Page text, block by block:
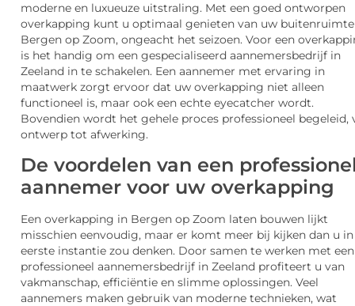
moderne en luxueuze uitstraling. Met een goed ontworpen
overkapping kunt u optimaal genieten van uw
Bergen op Zoom, ongeacht het seizoen. Voor een
is het handig om een gespecialiseerd aannemersbedrijf in
Zeeland in te schakelen. Een aannemer met ervaring in
maatwerk zorgt ervoor dat uw overkapping niet alleen
functioneel is, maar ook een echte eyecatcher wordt.
Bovendien wordt het gehele proces professioneel begeleid,
ontwerp tot afwerking.
De voordelen van een
aannemer voor uw overkapping
Een overkapping in Bergen op Zoom laten bouwen lijkt
misschien eenvoudig, maar er komt meer bij kijken dan u in
eerste instantie zou denken. Door samen te werken met een
professioneel aannemersbedrijf in Zeeland profiteert u van
vakmanschap, efficiëntie en slimme oplossingen. Veel
aannemers maken gebruik van moderne technieken, wat